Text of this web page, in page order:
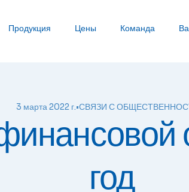
Продукция Цены Команда
3 марта 2022 г.•СВЯЗИ С
год